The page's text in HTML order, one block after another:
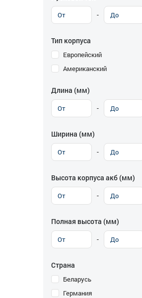
-
Тип корпуса
Европейский
Американский
Длина (мм)
-
Ширина (мм)
-
Высота корпуса акб (мм)
-
Полная высота (мм)
-
Страна
Беларусь
Германия